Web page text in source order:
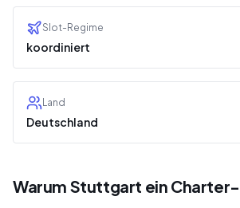
Slot-Regime
koordiniert
Land
Deutschland
Warum Stuttgart ein